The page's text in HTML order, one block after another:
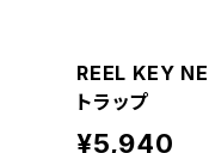
REEL KEY
トラップ
¥5,940